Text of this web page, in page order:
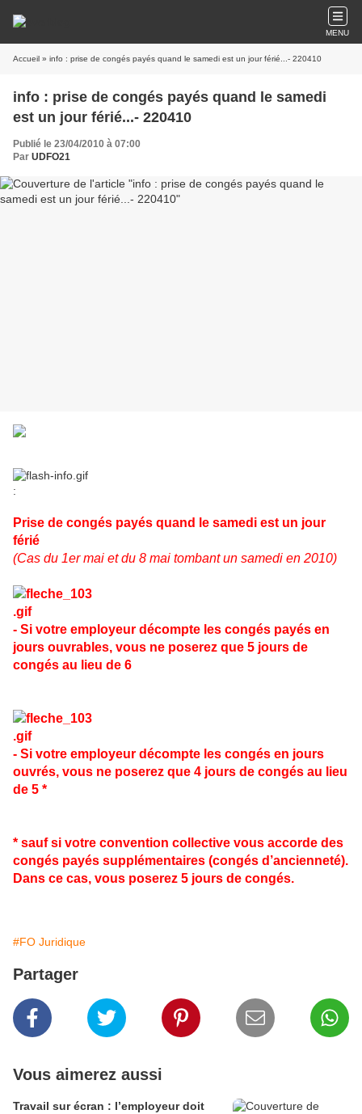
MENU
Accueil » info : prise de congés payés quand le samedi est un jour férié...- 220410
info : prise de congés payés quand le samedi
est un jour férié...- 220410
Publié le 23/04/2010 à 07:00
Par UDFO21
:
Prise de congés payés quand le samedi est un jour
férié
(Cas du 1er mai et du 8 mai tombant un samedi en 2010)
- Si votre employeur décompte les congés payés en
jours ouvrables, vous ne poserez que 5 jours de
congés au lieu de 6
- Si votre employeur décompte les congés en jours
ouvrés, vous ne poserez que 4 jours de congés au lieu
de 5 *
* sauf si votre convention collective vous accorde des
congés payés supplémentaires (congés d’ancienneté).
Dans ce cas, vous poserez 5 jours de congés.
#FO Juridique
Partager
Vous aimerez aussi
Travail sur écran : l’employeur doit